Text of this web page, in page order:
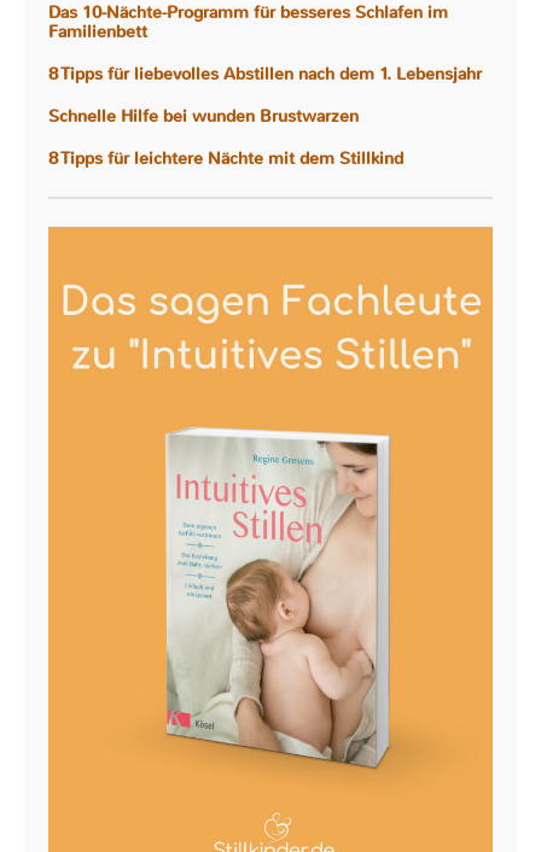
Das 10-Nächte-Programm für besseres Schlafen im
Familienbett
8 Tipps für liebevolles Abstillen nach dem 1. Lebensjahr
Schnelle Hilfe bei wunden Brustwarzen
8 Tipps für leichtere Nächte mit dem Stillkind